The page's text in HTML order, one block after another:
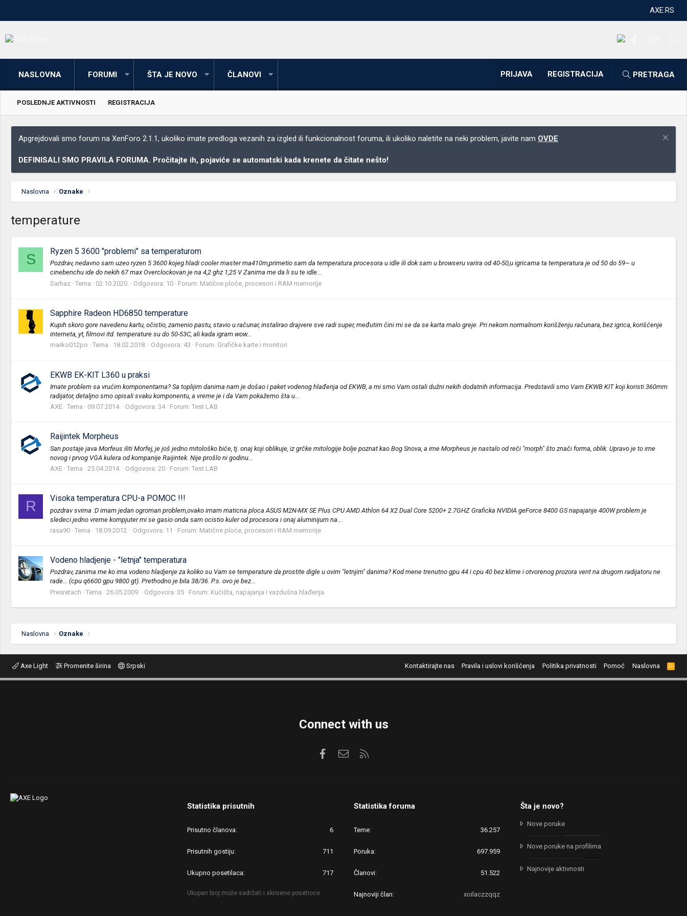
AXE.RS
NASLOVNA FORUMI ŠTA JE NOVO ČLANOVI PRIJAVA REGISTRACIJA PRETRAGA
POSLEDNJE AKTIVNOSTI REGISTRACIJA
Apgrejdovali smo forum na XenForo 2.1.1, ukoliko imate predloga vezanih za izgled ili funkcionalnost foruma, ili ukoliko naletite na neki problem, javite nam OVDE
DEFINISALI SMO PRAVILA FORUMA. Pročitajte ih, pojaviće se automatski kada krenete da čitate nešto!
Naslovna Oznake
temperature
S Ryzen 5 3600 "problemi" sa temperaturom
Pozdrav, nedavno sam uzeo ryzen 5 3600 kojeg hladi cooler master ma410m,primetio sam da temperatura procesora u idle ili dok sam u browseru varira od 40-50,u igricama ta temperatura je od 50 do 59~ u
cinebenchu ide do nekih 67 max Overclockovan je na 4,2 ghz 1,25 V Zanima me da li su te idle...
Sarhaz Tema 02.10.2020. Odgovora: 10 Forum: Matične ploče, procesori i RAM memorije
Sapphire Radeon HD6850 temperature
Kupih skoro gore navedenu kartu, očistio, zamenio pastu, stavio u računar, instalirao drajvere sve radi super, međutim čini mi se da se karta malo greje. Pri nekom normalnom korišženju računara, bez igrica, korišćenje
interneta, yt, filmovi itd. temperature su do 50-53C, ali kada igram wow...
marko012po
Tema 18.02.2018. Odgovora: 43 Forum: Grafičke karte i monitori
EKWB EK-KIT L360 u praksi
Imate problem sa vrućim komponentama? Sa toplijim danima nam je došao i paket vodenog hlađenja od EKWB, a mi smo Vam ostali dužni nekih dodatnih informacija. Predstavili smo Vam EKWB KIT koji koristi 360mm
radijator, detaljno smo opisali svaku komponentu, a vreme je i da Vam pokažemo šta u...
AXE Tema 09.07.2014. Odgovora: 34 Forum: Test LAB
Raijintek Morpheus
San postaje java Morfeus iliti Morfej, je još jedno mitološko biće, tj. onaj koji oblikuje, iz grčke mitologije bolje poznat kao Bog Snova, a ime Morpheus je nastalo od reči "morph" što znači forma, oblik. Upravo je to ime
novog i prvog VGA kulera od kompanije Raijintek. Nije prošlo ni godinu...
AXE Tema 25.04.2014. Odgovora: 20 Forum: Test LAB
R Visoka temperatura CPU-a POMOC !!!
pozdrav svima :D imam jedan ogroman problem,ovako imam maticna ploca ASUS M2N-MX SE Plus CPU AMD Athlon 64 X2 Dual Core 5200+ 2.7GHZ Graficka NVIDIA geForce 8400 GS napajanje 400W problem je
sledeci.jedno vreme kompjuter mi se gasio onda sam ocistio kuler od procesora i onaj aluminijum na...
rasa90 Tema 18.09.2012. Odgovora: 11 Forum: Matične ploče, procesori i RAM memorije
Vodeno hladjenje - "letnja" temperatura
Pozdrav, zanima me ko ima vodeno hladjenje za koliko su Vam se temperature da prostite digle u ovim "letnjim" danima? Kod mene trenutno gpu 44 i cpu 40 bez klime i otvorenog prozora vent na drugom radijatoru ne
rade... (cpu q6600 gpu 9800 gt). Prethodno je bila 38/36. P.s. ovo je bez...
Presretach
Tema 26.05.2009. Odgovora: 35 Forum: Kućišta, napajanja i vazdušna hlađenja
Naslovna Oznake
Axe Light Promenite širina Srpski Kontaktirajte nas Pravila i uslovi korišćenja Politika privatnosti Pomoć Naslovna
R
S
S
Connect with us
FacebookKontaktirajte nas
Statistika prisutnih
Prisutno članova 6
Prisutnih gostiju 711
Ukupno posetilaca 717
Ukupan broj može sadržati i skrivene posetioce.
Statistika foruma
Teme 36.257
Poruka 697.959
Članovi 51.522
Najnoviji član xoilaczzqqz
Šta je novo?
Nove poruke
Nove poruke na profilima
Najnovije aktivnosti